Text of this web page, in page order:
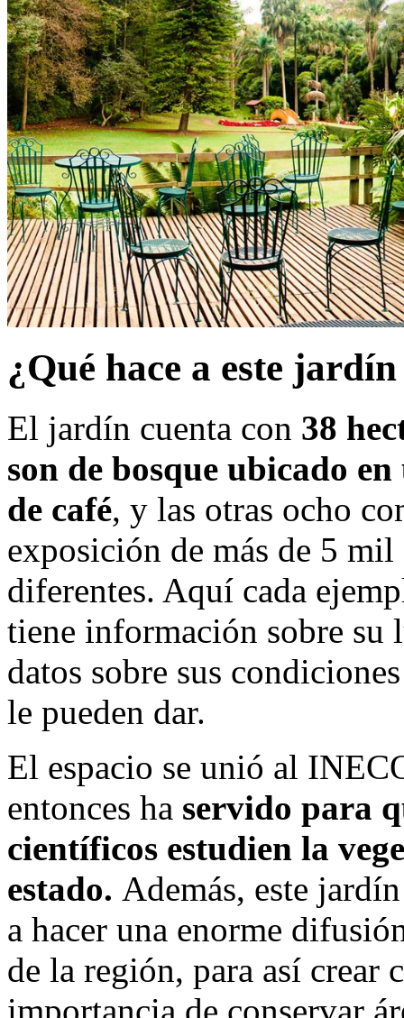
¿Qué hace a este
El jardín cuenta con 38
son de bosque ubicado
de café, y las otras ocho
exposición de más de 5 mil
diferentes. Aquí cada
tiene información sobre su
datos sobre sus
le pueden dar.
El espacio se unió al
entonces ha servido para
científicos estudien la
estado. Además, este
a hacer una enorme
de la región, para así crear
importancia de conservar